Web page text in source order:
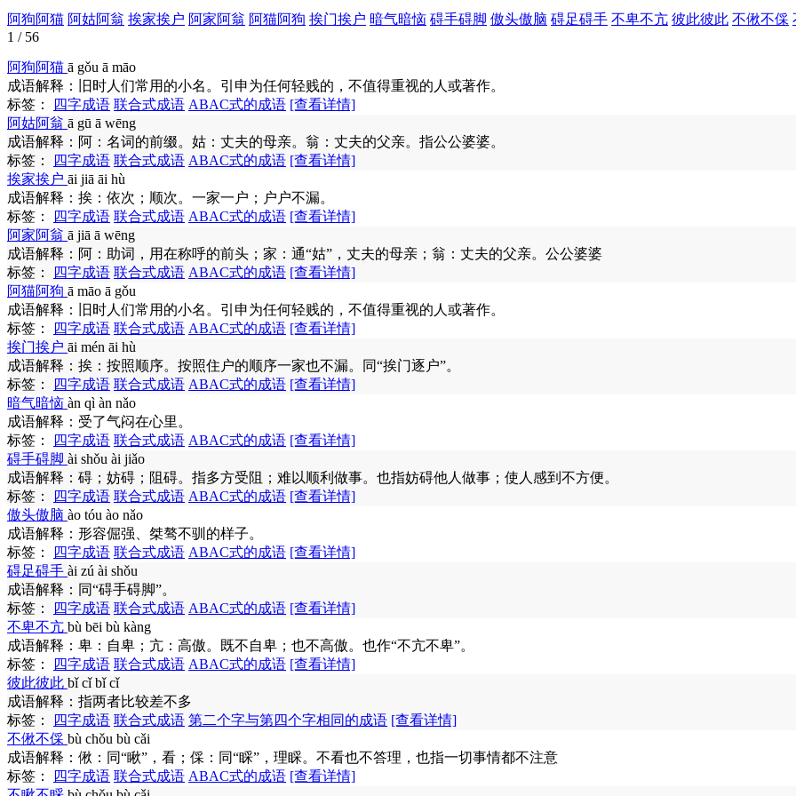
阿狗阿猫 阿姑阿翁 挨家挨户 阿家阿翁 阿猫阿狗 挨门挨户 暗气暗恼 碍手碍脚 傲头傲脑 碍足碍手 不卑不亢 彼此彼此 不偢不倸
1 / 56
阿狗阿猫 ā gǒu ā māo
成语解释：
旧时人们常用的小名。引申为任何轻贱的，不值得重视的人或著作。
标签：
四字成语 联合式成语 ABAC式的成语 [查看详情]
阿姑阿翁 ā gū ā wēng
成语解释： 阿：名词的前缀。姑：丈夫的母亲。翁：丈夫的父亲。指公公婆婆。
标签：
四字成语 联合式成语 ABAC式的成语 [查看详情]
挨家挨户 āi jiā āi hù
成语解释： 挨：依次；顺次。一家一户；户户不漏。
标签：
四字成语 联合式成语 ABAC式的成语 [查看详情]
阿家阿翁 ā jiā ā wēng
成语解释： 阿：助词，用在称呼的前头；家：通“姑”，丈夫的母亲；翁：丈夫的父亲。公公婆婆
标签：
四字成语 联合式成语 ABAC式的成语 [查看详情]
阿猫阿狗 ā māo ā gǒu
成语解释：
旧时人们常用的小名。引申为任何轻贱的，不值得重视的人或著作。
标签：
四字成语 联合式成语 ABAC式的成语 [查看详情]
挨门挨户 āi mén āi hù
成语解释： 挨：按照顺序。按照住户的顺序一家也不漏。同“挨门逐户”。
标签：
四字成语 联合式成语 ABAC式的成语 [查看详情]
暗气暗恼 àn qì àn nǎo
成语解释： 受了气闷在心里。
标签：
四字成语 联合式成语 ABAC式的成语 [查看详情]
碍手碍脚 ài shǒu ài jiǎo
成语解释： 碍；妨碍；阻碍。指多方受阻；难以顺利做事。也指妨碍他人做事；使人感到不方便。
标签：
四字成语 联合式成语 ABAC式的成语 [查看详情]
傲头傲脑 ào tóu ào nǎo
成语解释： 形容倔强、桀骜不驯的样子。
标签：
四字成语 联合式成语 ABAC式的成语 [查看详情]
碍足碍手 ài zú ài shǒu
成语解释： 同“碍手碍脚”。
标签：
四字成语 联合式成语 ABAC式的成语 [查看详情]
不卑不亢 bù bēi bù kàng
成语解释： 卑：自卑；亢：高傲。既不自卑；也不高傲。也作“不亢不卑”。
标签：
四字成语 联合式成语 ABAC式的成语 [查看详情]
彼此彼此 bǐ cǐ bǐ cǐ
成语解释： 指两者比较差不多
标签：
四字成语 联合式成语 第二个字与第四个字相同的成语 [查看详情]
不偢不倸 bù chǒu bù cǎi
成语解释： 偢：同“瞅”，看；倸：同“睬”，理睬。不看也不答理，也指一切事情都不注意
标签：
四字成语 联合式成语 ABAC式的成语 [查看详情]